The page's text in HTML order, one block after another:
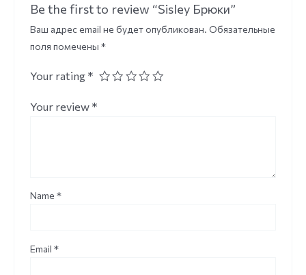
Be the first to review “Sisley Брюки”
Ваш адрес email не будет опубликован. Обязательные
поля помечены *
Your rating *
Your review *
Name *
Email *